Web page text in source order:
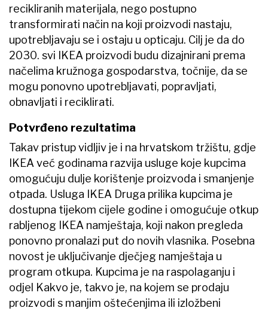
recikliranih materijala, nego postupno
transformirati način na koji proizvodi nastaju,
upotrebljavaju se i ostaju u opticaju. Cilj je da do
2030. svi IKEA proizvodi budu dizajnirani prema
načelima kružnoga gospodarstva, točnije, da se
mogu ponovno upotrebljavati, popravljati,
obnavljati i reciklirati.
Potvrđeno rezultatima
Takav pristup vidljiv je i na hrvatskom tržištu, gdje
IKEA već godinama razvija usluge koje kupcima
omogućuju dulje korištenje proizvoda i smanjenje
otpada. Usluga IKEA Druga prilika kupcima je
dostupna tijekom cijele godine i omogućuje otkup
rabljenog IKEA namještaja, koji nakon pregleda
ponovno pronalazi put do novih vlasnika. Posebna
novost je uključivanje dječjeg namještaja u
program otkupa. Kupcima je na raspolaganju i
odjel Kakvo je, takvo je, na kojem se prodaju
proizvodi s manjim oštećenjima ili izložbeni